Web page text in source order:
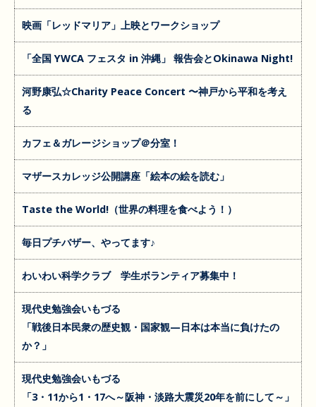
映画「レッドマリア」上映とワークショップ
「全国 YWCA フェスタ in 沖縄」 報告会とOkinawa Night!
河野康弘☆Charity Peace Concert 〜神戸から平和を考え
る
カフェ＆ガレージショップ＠分室！
マザースカレッジ公開講座「絵本の絵を読む」
Taste the World!（世界の料理を食べよう！）
毎日プチバザー、やってます♪
わいわい科学クラブ 学生ボランティア募集中！
現代史勉強会いもづる
「戦後日本民衆の歴史観・国家観—日本は本当に負けたの
か？」
現代史勉強会いもづる
「3・11から1・17へ～阪神・淡路大震災20年を前にして～」